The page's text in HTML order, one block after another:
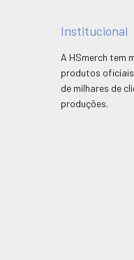
Institucional
A HSmerch tem
produtos
de milhares de
produções.